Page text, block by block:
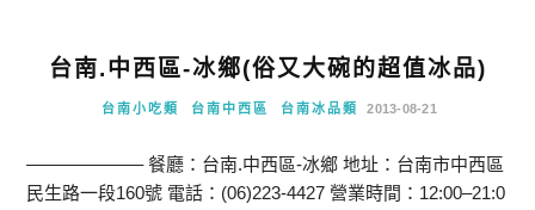
台南.中西區-冰鄉(俗又大碗的超值冰品)
台南小吃類 台南中西區 台南冰品類 2013-08-21
——————– 餐廳：台南.中西區-冰鄉 地址：台南市中西區
民生路一段160號 電話：(06)223-4427 營業時間：12:00–21:0